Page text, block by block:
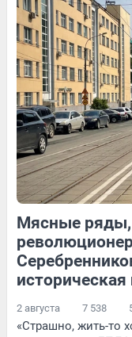
11 Обсудить
121 1
Обсудить
Мясные ряды,
историческая
2 августа 7 538
«Страшно, жить-то